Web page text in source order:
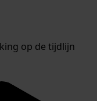
op de tijdlijn